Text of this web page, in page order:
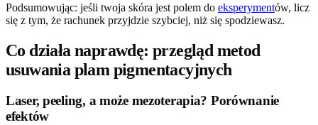
Podsumowując: jeśli twoja skóra jest polem do eksperymentów, licz
się z tym, że rachunek przyjdzie szybciej, niż się spodziewasz.
Co działa naprawdę: przegląd metod
usuwania plam pigmentacyjnych
Laser, peeling, a może mezoterapia? Porównanie
efektów